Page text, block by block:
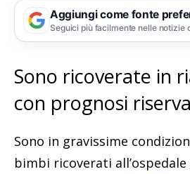
Aggiungi come fonte
Seguici più facilmente nelle notizie
Sono ricoverate in
con prognosi
Sono in gravissime
bimbi ricoverati